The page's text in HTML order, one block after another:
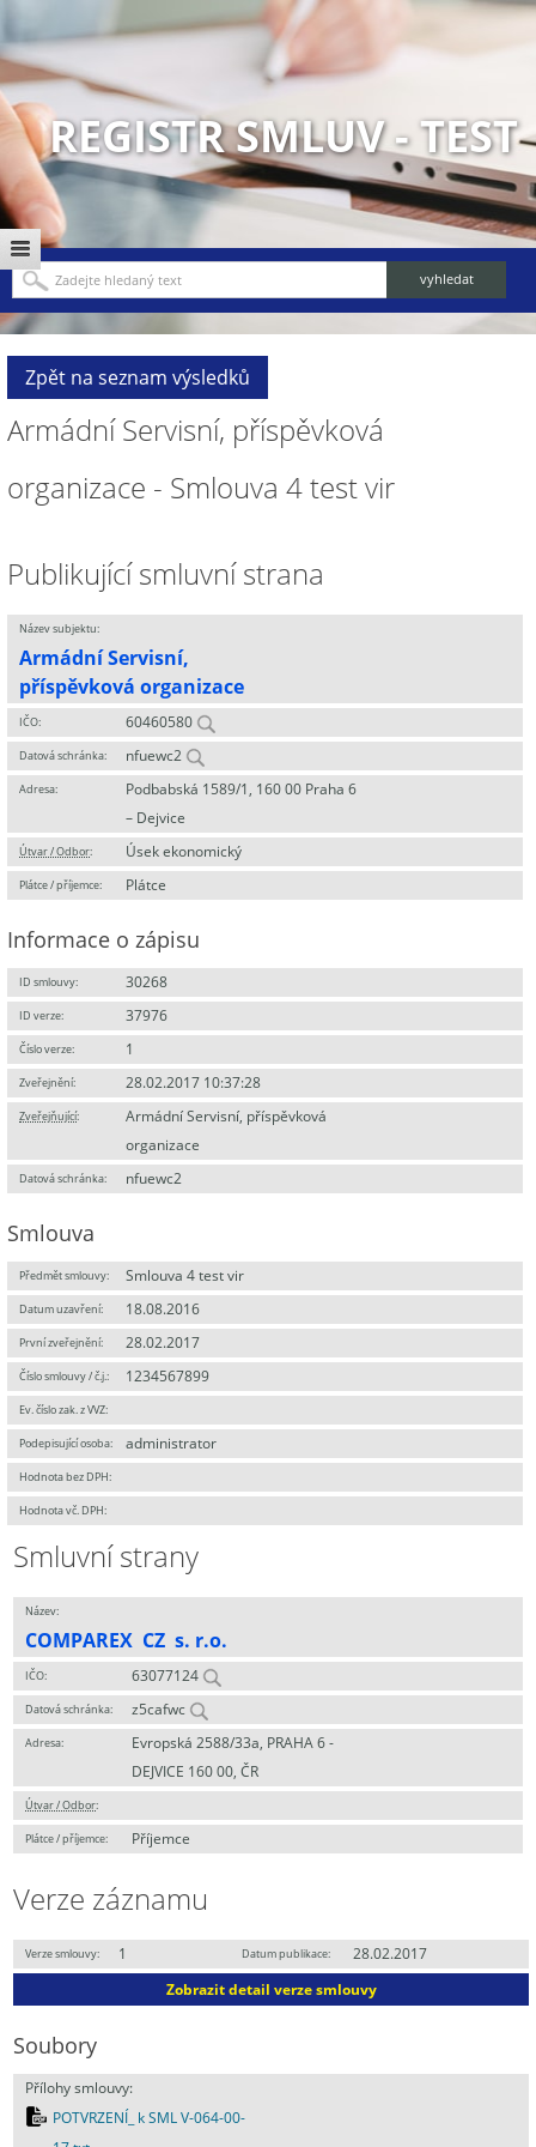
REGISTR SMLUV - TEST
Zpět na seznam výsledků
Armádní Servisní, příspěvková
organizace - Smlouva 4 test vir
Publikující smluvní strana
Název subjektu:
Armádní Servisní,
příspěvková organizace
IČO: 60460580
Datová schránka: nfuewc2
Adresa:
Podbabská 1589/1, 160 00 Praha 6
– Dejvice
Útvar / Odbor: Úsek ekonomický
Plátce / příjemce: Plátce
Informace o zápisu
ID smlouvy: 30268
ID verze: 37976
Číslo verze: 1
Zveřejnění: 28.02.2017 10:37:28
Zveřejňující:
Armádní Servisní, příspěvková
organizace
Datová schránka: nfuewc2
Smlouva
Předmět smlouvy: Smlouva 4 test vir
Datum uzavření: 18.08.2016
První zveřejnění: 28.02.2017
Číslo smlouvy / č.j.: 1234567899
Ev. číslo zak. z VVZ:
Podepisující osoba: administrator
Hodnota bez DPH:
Hodnota vč. DPH:
Smluvní strany
Název:
COMPAREX CZ s. r.o.
IČO: 63077124
Datová schránka: z5cafwc
Adresa:
Evropská 2588/33a, PRAHA 6 -
DEJVICE 160 00, ČR
Útvar / Odbor:
Plátce / příjemce: Příjemce
Verze záznamu
Verze smlouvy: 1 Datum publikace:
28.02.2017
Zobrazit detail verze smlouvy
Soubory
Přílohy smlouvy:
POTVRZENÍ_ k SML V-064-00-